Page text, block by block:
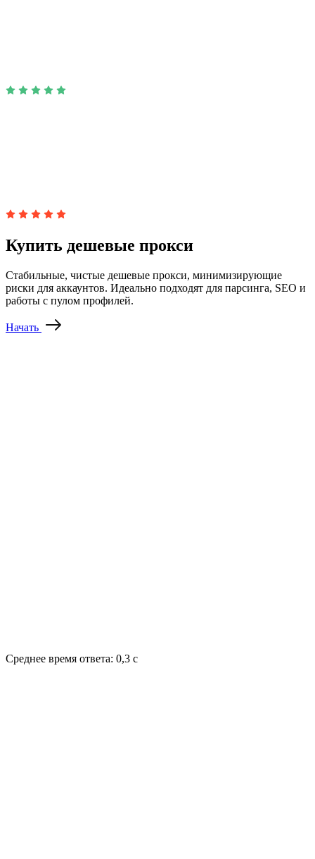
Купить дешевые прокси
Стабильные, чистые дешевые прокси, минимизирующие
риски для аккаунтов. Идеально подходят для парсинга, SEO и
работы с пулом профилей.
Начать
Среднее время ответа: 0,3 с